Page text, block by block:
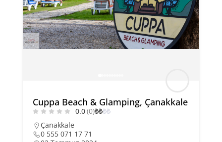
Cuppa Beach & Glamping, Çanakkale
0.0(0)₺₺₺₺
Çanakkale
0 555 071 17 71